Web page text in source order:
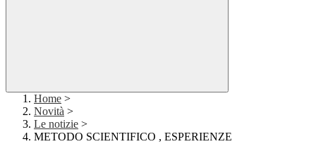
Home >
Novità >
Le notizie >
METODO SCIENTIFICO , ESPERIENZE